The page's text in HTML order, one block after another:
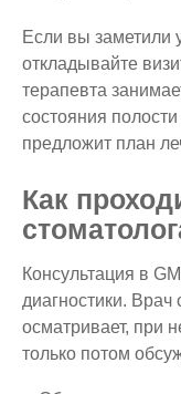
Если вы заметили
откладывайте
терапевта
состояния
предложит план
Как
Консультация в
диагностики.
осматривает, при
только потом